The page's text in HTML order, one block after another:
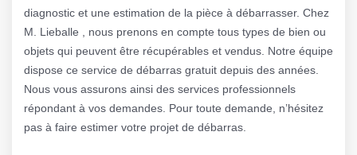
diagnostic et une estimation de la pièce à débarrasser. Chez
M. Lieballe , nous prenons en compte tous types de bien ou
objets qui peuvent être récupérables et vendus. Notre équipe
dispose ce service de débarras gratuit depuis des années.
Nous vous assurons ainsi des services professionnels
répondant à vos demandes. Pour toute demande, n’hésitez
pas à faire estimer votre projet de débarras.